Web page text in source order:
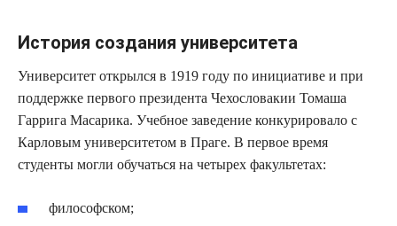
История создания университета
Университет открылся в 1919 году по инициативе и при
поддержке первого президента Чехословакии Томаша
Гаррига Масарика. Учебное заведение конкурировало с
Карловым университетом в Праге. В первое время
студенты могли обучаться на четырех факультетах:
философском;